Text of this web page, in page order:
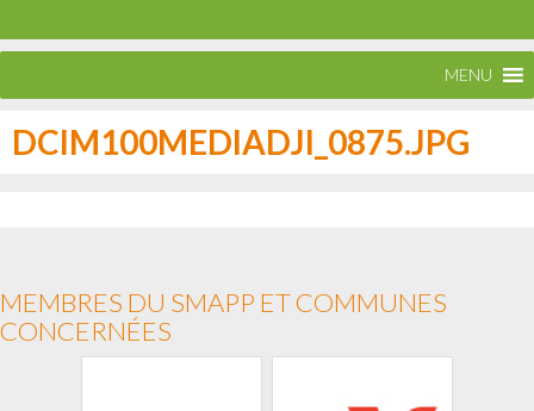
MENU
DCIM100MEDIADJI_0875.JPG
MEMBRES DU SMAPP ET COMMUNES
CONCERNÉES